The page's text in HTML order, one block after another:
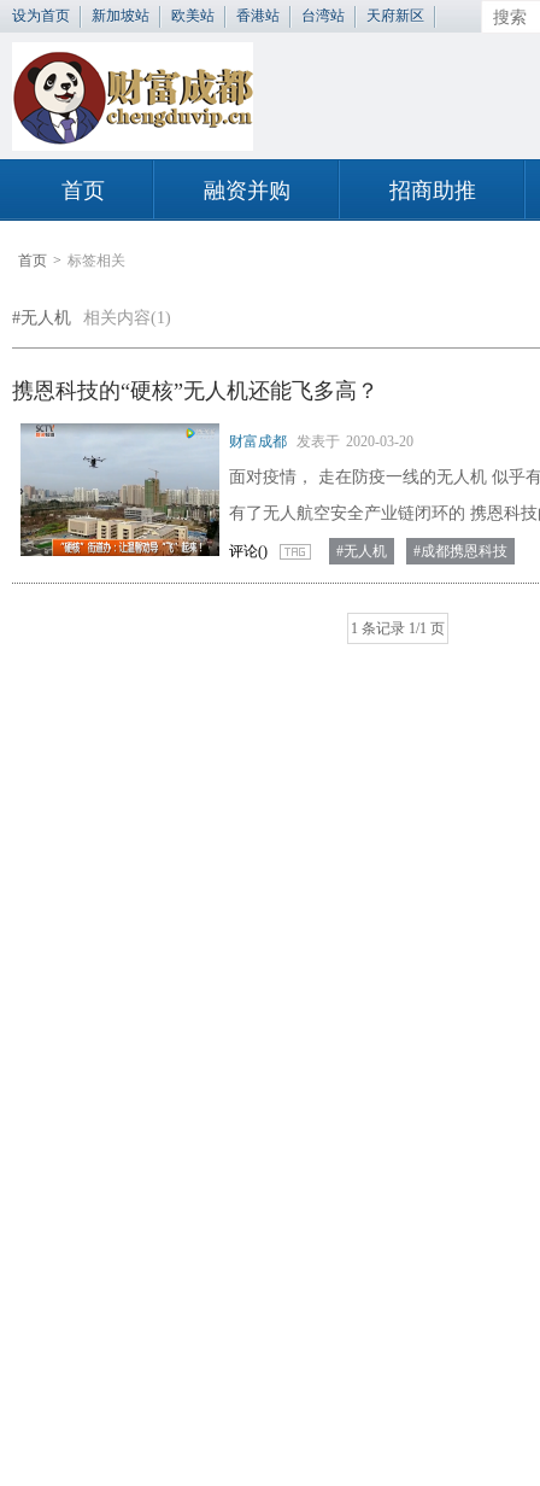
设为首页 新加坡站 欧美站 香港站 台湾站 天府新区
首页 融资并购 招商助推
首页 > 标签相关
#无人机 相关内容(1)
携恩科技的“硬核”无人机还能飞多高？
财富成都 发表于 2020-03-20
面对疫情， 走在防疫一线的无人机 似乎
有了无人航空安全产业链闭环的 携恩科
评论() #无人机 #成都携恩科技
1 条记录 1/1 页